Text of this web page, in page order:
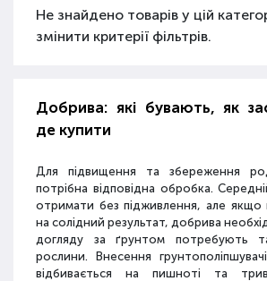
Не знайдено товарів у цій
змінити критерії фільтрів.
Добрива: які бувають, як
де купити
Для підвищення та збереження
потрібна відповідна обробка.
отримати без підживлення, але якщо
на солідний результат, добрива
догляду за ґрунтом потребують
рослини. Внесення
відбивається на пишноті та